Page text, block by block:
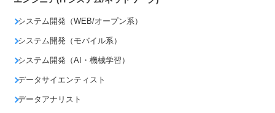
システム開発（WEB/オープン系）
システム開発（モバイル系）
システム開発（AI・機械学習）
データサイエンティスト
データアナリスト